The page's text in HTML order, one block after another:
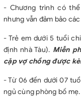
- Chương trình có
nhưng vẫn đảm bảo
- Trẻ em dưới 5 tuổi
định nhà Tàu). Miễn
cặp vợ chồng được
- Từ 06 đến dưới 07
ngủ cùng phòng bố mẹ.